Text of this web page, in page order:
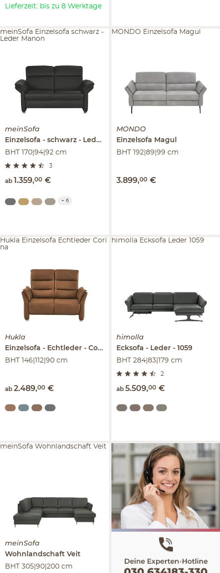
Lieferzeit: bis zu 8 Werktage
meinSofa
Einzelsofa schwarz - Leder
Manon
BHT 170|94|92 cm
3
ab 1.359,00 €
meinSofa Einzelsofa schwarz -
Leder Manon
+ 6
MONDO
Einzelsofa Magul
BHT 192|89|99 cm
3.899,00 €
MONDO Einzelsofa Magul
Hukla
Einzelsofa Echtleder
Corina
BHT 146|112|90 cm
ab 2.489,00 €
Hukla Einzelsofa Echtleder Cori
na
himolla
Ecksofa Leder
1059
BHT 284|83|179 cm
2
ab 5.509,00 €
himolla Ecksofa Leder 1059
meinSofa
Wohnlandschaft Veit
BHT 305|90|200 cm
meinSofa Wohnlandschaft Veit